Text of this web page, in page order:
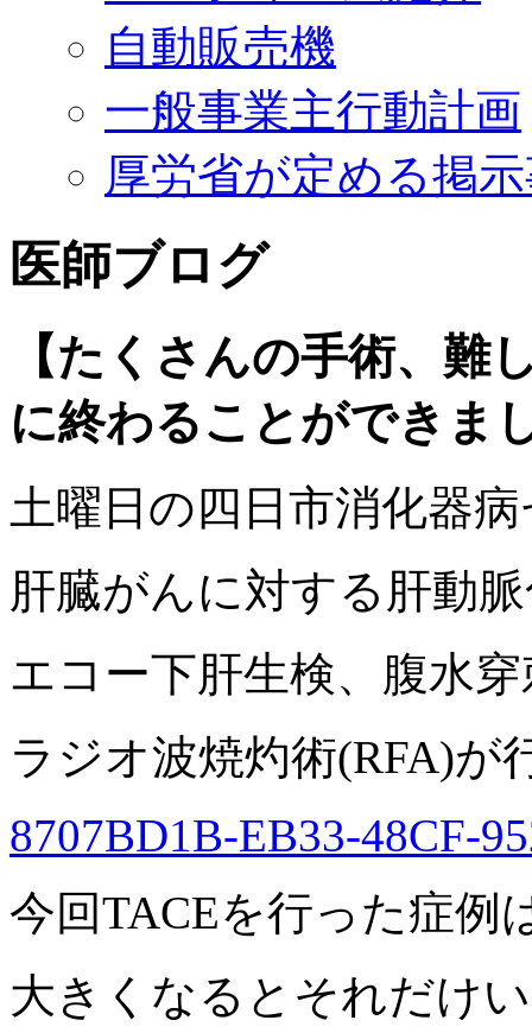
自動販売機
一般事業主行動計画
厚労省が定める掲
医師ブログ
【たくさんの手術、難
に終わることができま
土曜日の四日市消化器
肝臓がんに対する肝動
エコー下肝生検、腹水
ラジオ波焼灼術(RFA)が
8707BD1B-EB33-48CF-
今回TACEを行った症例
大きくなるとそれだけ